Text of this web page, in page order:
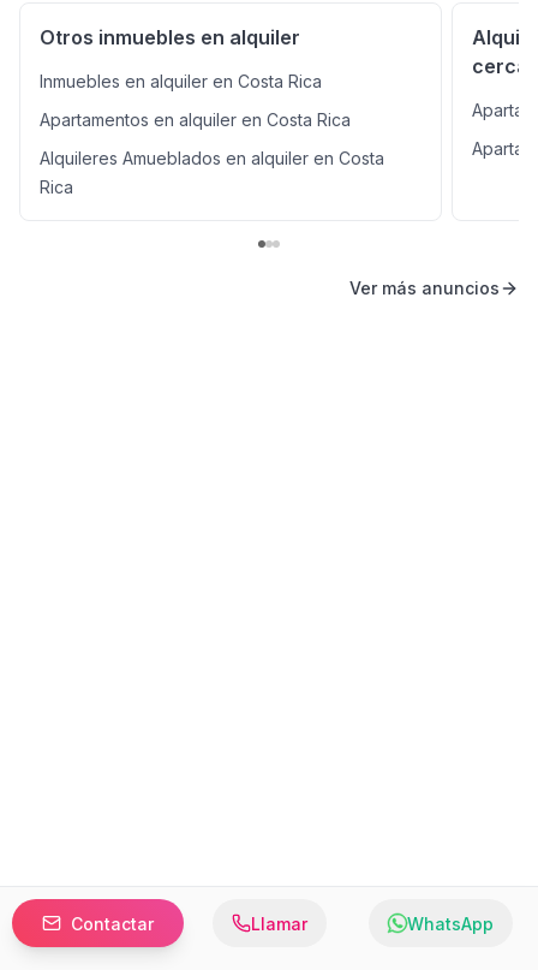
Contactar Llamar WhatsApp
Otros inmuebles en alquiler
Inmuebles en alquiler en Costa Rica
Apartamentos en alquiler en Costa Rica
Alquileres Amueblados en alquiler en Costa
Rica
Ver más anuncios